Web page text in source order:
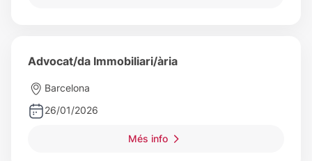
Advocat/da Immobiliari/ària
Barcelona
26/01/2026
Més info